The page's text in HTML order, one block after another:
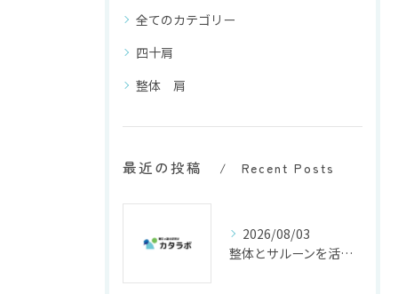
全てのカテゴリー
四十肩
整体 肩
最近の投稿 Recent Posts
2026/08/03
整体とサルーンを活かした熊本県菊池郡菊陽町阿蘇郡小国町で自分に合う院選びの極意